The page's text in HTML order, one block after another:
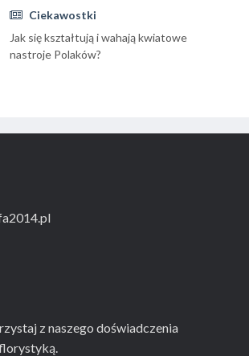
Ciekawostki
Jak się kształtują i wahają kwiatowe
nastroje Polaków?
z naszego doświadczenia